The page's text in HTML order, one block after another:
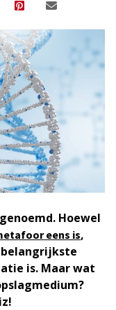
Hoewel
eens is,
is. Maar wat